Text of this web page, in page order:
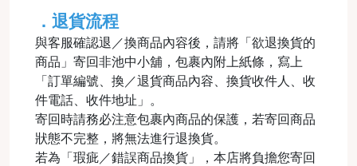
．退貨流程
與客服確認退／換商品內容後，請將「欲退換貨的
商品」寄回非池中小舖，包裹內附上紙條，寫上
「訂單編號、換／退貨商品內容、換貨收件人、收
件電話、收件地址」。
寄回時請務必注意包裹內商品的保護，若寄回商品
狀態不完整，將無法進行退換貨。
若為「瑕疵／錯誤商品換貨」，本店將負擔您寄回